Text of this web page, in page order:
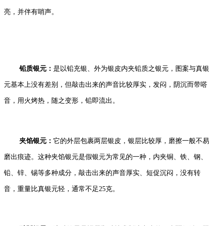
亮，并伴有哨声。
铅质银元： 是以铅充银、外为银皮内夹铅质之银元，图案与真银
元基本上没有差别，但敲击出来的声音比较厚实，发闷，阴沉而带嗒
音，用火烤热，随之变形，铅即流出。
夹馅银元： 它的外层包裹两层银皮，银层比较厚，磨擦一般不易
磨出痕迹。这种夹馅银元是假银元为常见的一种，内夹铜、铁、钢、
铅、锌、锡等多种成分，敲击出来的声音厚实、短促沉闷，没有转
音，重量比真银元轻，通常不足25克。